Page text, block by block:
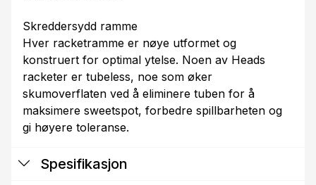
Skreddersydd ramme
Hver racketramme er nøye utformet og
konstruert for optimal ytelse. Noen av Heads
racketer er tubeless, noe som øker
skumoverflaten ved å eliminere tuben for å
maksimere sweetspot, forbedre spillbarheten og
gi høyere toleranse.
Spesifikasjon